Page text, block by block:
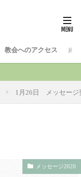
教会へのアクセス お
1月26日 メッセージ
メッセージ2020